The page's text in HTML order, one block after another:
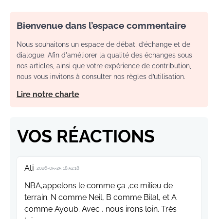
Bienvenue dans l’espace commentaire
Nous souhaitons un espace de débat, d’échange et de
dialogue. Afin d'améliorer la qualité des échanges sous
nos articles, ainsi que votre expérience de contribution,
nous vous invitons à consulter nos règles d’utilisation.
Lire notre charte
VOS RÉACTIONS
Ali 2026-05-25 18:52:18
NBA,appelons le comme ça ,ce milieu de
terrain. N comme Neil, B comme Bilal, et A
comme Ayoub. Avec , nous irons loin. Très